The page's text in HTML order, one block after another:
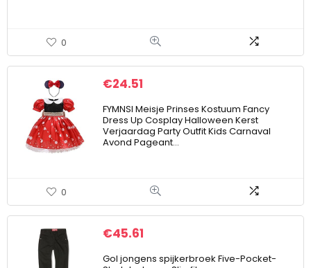
0
€24.51
FYMNSI Meisje Prinses Kostuum Fancy
Dress Up Cosplay Halloween Kerst
Verjaardag Party Outfit Kids Carnaval
Avond Pageant…
0
€45.61
Gol jongens spijkerbroek Five-Pocket-